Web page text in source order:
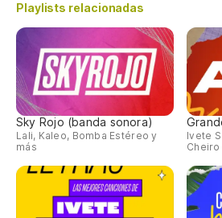
Playlists relacionadas
Sky Rojo (banda sonora)
Lali, Kaleo, Bomba Estéreo y
más
Ivete
Cheiro